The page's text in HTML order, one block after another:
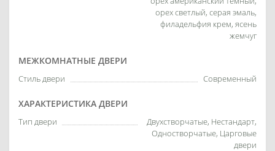
орех светлый, серая эмаль,
филадельфия крем, ясень
жемчуг
МЕЖКОМНАТНЫЕ ДВЕРИ
Стиль двери Современный
ХАРАКТЕРИСТИКА ДВЕРИ
Тип двери
Двухстворчатые, Нестандарт,
Одностворчатые, Царговые
двери